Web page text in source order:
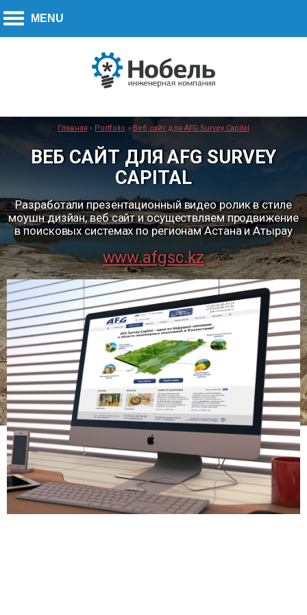
Главная » Portfolio »Веб сайт для AFG Survey Capital
ВЕБ САЙТ ДЛЯ AFG SURVEY
CAPITAL
Разработали презентационный видео ролик в стиле
моушн дизйан, веб сайт и осуществляем продвижение
в поисковых системах по регионам Астана и Атырау
www.afgsc.kz